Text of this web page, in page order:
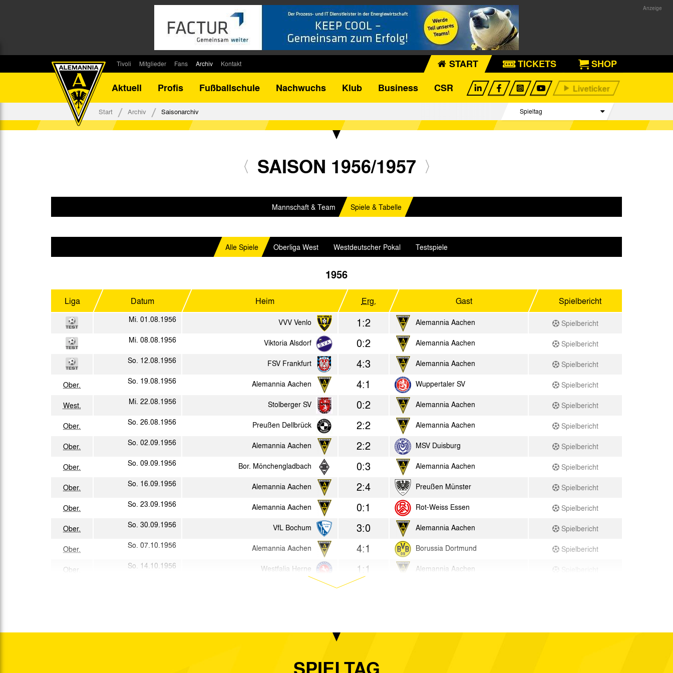
Tivoli
Stadionsprecher
Stadiongaststätte Klömpchensklub
Mitglieder
Kontakt
Fans
Fanbeirat
Fan-Klubs
Archiv
Bilanz DFB-Pokal
Kontakt START TICKETS
SHOP
Aktuell
Profis Fußballschule Nachwuchs Klub Business CSR
Start Archiv Saisonarchiv
Spieltag
Begegnungen
SAISON 1956/1957
Mannschaft & Team Spiele & Tabelle
Alle Spiele Oberliga West Westdeutscher Pokal Testspiele
1956
Liga Datum Heim Erg. Gast Spielbericht
Mi. 01.08.1956 VVV Venlo 1:2 Alemannia Aachen
Spielbericht
Mi. 08.08.1956
Viktoria Alsdorf 0:2 Alemannia Aachen
Spielbericht
So. 12.08.1956
FSV Frankfurt 4:3 Alemannia Aachen Spielbericht
Ober. So. 19.08.1956 Alemannia Aachen 4:1 Wuppertaler SV Spielbericht
West. Mi. 22.08.1956 Stolberger SV 0:2 Alemannia Aachen Spielbericht
Ober. So. 26.08.1956 Preußen Dellbrück 2:2 Alemannia Aachen Spielbericht
Ober. So. 02.09.1956 Alemannia Aachen 2:2 MSV Duisburg Spielbericht
Ober. So. 09.09.1956 Bor. Mönchengladbach 0:3 Alemannia Aachen Spielbericht
Ober. So. 16.09.1956 Alemannia Aachen 2:4 Preußen Münster Spielbericht
Ober. So. 23.09.1956 Alemannia Aachen 0:1 Rot-Weiss Essen Spielbericht
Ober. So. 30.09.1956 VfL Bochum 3:0 Alemannia Aachen Spielbericht
Ober. So. 07.10.1956 Alemannia Aachen 4:1 Borussia Dortmund Spielbericht
Ober. So. 14.10.1956 Westfalia Herne 1:1 Alemannia Aachen
Ober. Alemannia Aachen 3:2 ETB SW Essen Spielbericht